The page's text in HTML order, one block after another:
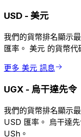
USD - 美元
我們的貨幣排名顯示
匯率。 美元 的貨幣
更多 美元 訊息
UGX - 烏干達先令
我們的貨幣排名顯示
USD 匯率。 烏干達
USh。